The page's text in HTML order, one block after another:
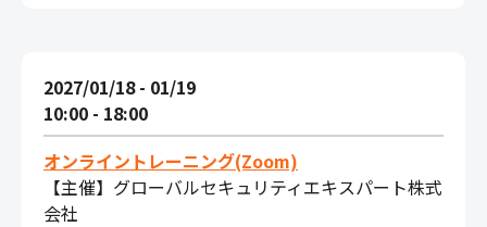
2027/01/18 - 01/19
10:00 - 18:00
オンライントレーニング(Zoom)
【主催】グローバルセキュリティエキスパート株式
会社